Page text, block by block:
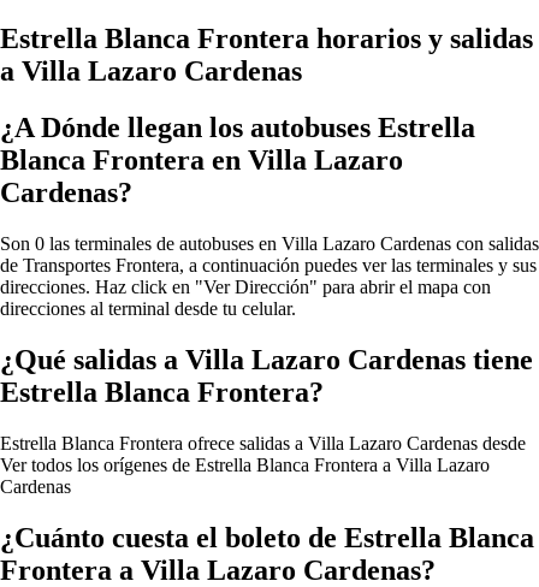
Estrella Blanca Frontera horarios y salidas
a Villa Lazaro Cardenas
¿A Dónde llegan los autobuses Estrella
Blanca Frontera en Villa Lazaro
Cardenas?
Son 0 las terminales de autobuses en Villa Lazaro Cardenas con salidas
de Transportes Frontera, a continuación puedes ver las terminales y sus
direcciones. Haz click en "Ver Dirección" para abrir el mapa con
direcciones al terminal desde tu celular.
¿Qué salidas a Villa Lazaro Cardenas tiene
Estrella Blanca Frontera?
Estrella Blanca Frontera ofrece salidas a Villa Lazaro Cardenas desde
Ver todos los orígenes de Estrella Blanca Frontera a Villa Lazaro
Cardenas
¿Cuánto cuesta el boleto de Estrella Blanca
Frontera a Villa Lazaro Cardenas?